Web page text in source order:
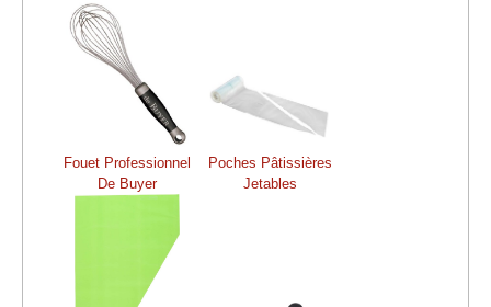
Fouet Professionnel
De Buyer
Poches Pâtissières
Jetables